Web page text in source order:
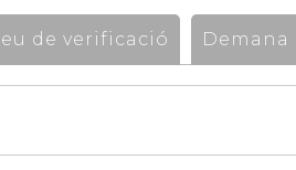
de verificació Demana